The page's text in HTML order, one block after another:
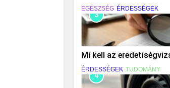
EGÉSZSÉG ÉRDESSÉGEK
3
Mi kell az
ÉRDESSÉGEK TUDOMÁNY
4